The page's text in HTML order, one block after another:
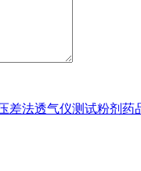
差法透气仪测试粉剂药